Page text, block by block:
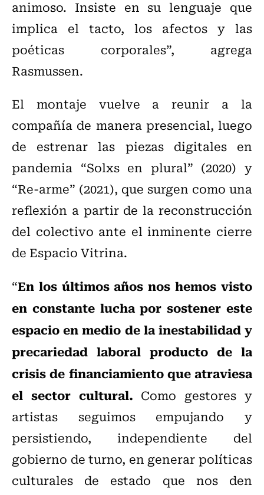
animoso. Insiste en su lenguaje que
implica el tacto, los afectos y las
poéticas corporales”, agrega
Rasmussen.
El montaje vuelve a reunir a la
compañía de manera presencial, luego
de estrenar las piezas digitales en
pandemia “Solxs en plural” (2020) y
“Re-arme” (2021), que surgen como una
reflexión a partir de la reconstrucción
del colectivo ante el inminente cierre
de Espacio Vitrina.
“En los últimos años nos hemos visto
en constante lucha por sostener este
espacio en medio de la inestabilidad y
precariedad laboral producto de la
crisis de financiamiento que atraviesa
el sector cultural. Como gestores y
artistas seguimos empujando y
persistiendo, independiente del
gobierno de turno, en generar políticas
culturales de estado que nos den